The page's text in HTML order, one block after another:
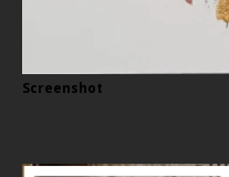
Screenshot